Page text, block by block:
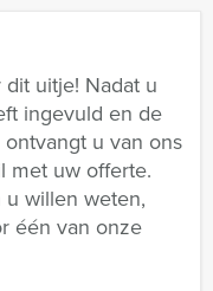
uitje! Nadat u
ingevuld en de
u van ons
met uw offerte.
willen weten,
één van onze